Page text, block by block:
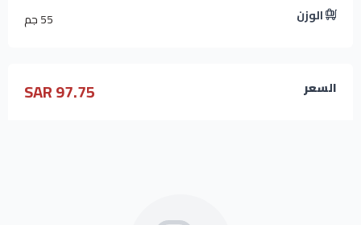
الوزن 55 جم
السعر 97.75 SAR